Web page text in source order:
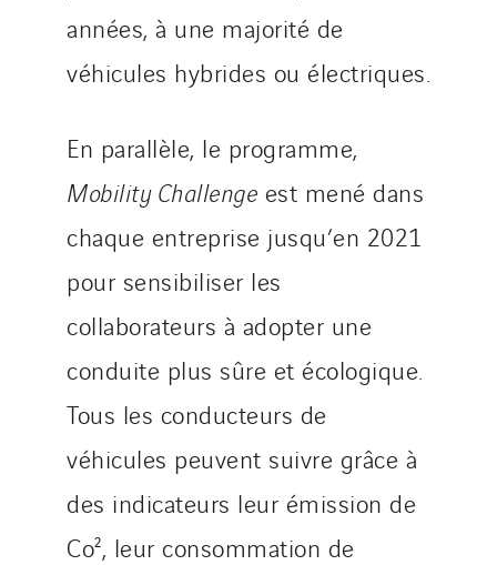
années, à une majorité de
véhicules hybrides ou électriques.
En parallèle, le programme,
Mobility Challenge est mené dans
chaque entreprise jusqu’en 2021
pour sensibiliser les
collaborateurs à adopter une
conduite plus sûre et écologique.
Tous les conducteurs de
véhicules peuvent suivre grâce à
des indicateurs leur émission de
Co², leur consommation de
Belgium
Czech Republic
Danemark
Germany
Indonesia
Italy
Morocco
Netherlands
Nordic countries
Norway
Poland
Portugal